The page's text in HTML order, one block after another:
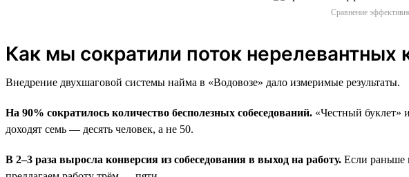
Сравнение
Как мы сократили поток нерелевантных
Внедрение двухшаговой системы найма в «Водовозе» дало измеримые результаты.
На 90% сократилось количество бесполезных собеседований. «Честный буклет»
доходят семь — десять человек, а не 50.
В 2–3 раза выросла конверсия из собеседования в выход на работу. Если раньше